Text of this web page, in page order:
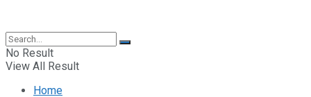
No Result
View All Result
Home